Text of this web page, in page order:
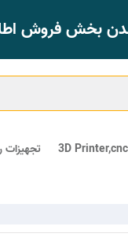
بخش فروش
3D Printer,cnc تجهیزات